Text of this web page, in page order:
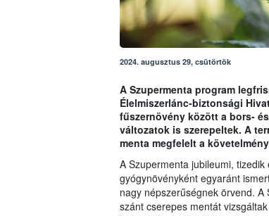
2024. augusztus 29, csütörtök
A Szupermenta program
Élelmiszerlánc-biztonsági
fűszernövény között a bors-
változatok is szerepeltek. A
menta megfelelt a
A Szupermenta jubileumi,
gyógynövényként egyaránt
nagy népszerűségnek örvend.
szánt cserepes mentát